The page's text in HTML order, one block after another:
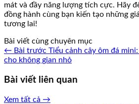
mát và đầy năng lượng tích cực. Hãy
đồng hành cùng bạn kiến tạo những
tương lai!
Bài viết cùng chuyên mục
← Bài trước Tiểu cảnh cây ôm đá
cho không gian nhỏ
Bài viết liên quan
Xem tất cả →